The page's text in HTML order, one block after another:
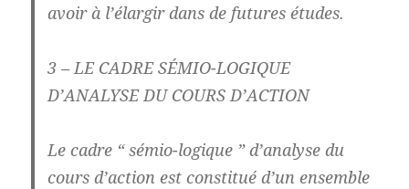
avoir à l’élargir dans de futures études.
3 – LE CADRE SÉMIO-LOGIQUE
D’ANALYSE DU COURS D’ACTION
Le cadre “ sémio-logique ” d’analyse du
cours d’action est constitué d’un ensemble